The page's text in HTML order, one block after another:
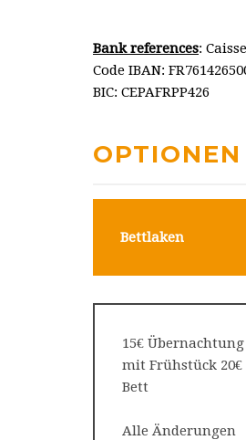
Bank references:
Code IBAN:
BIC: CEPAFRPP426
OPTIONEN
Bettlaken
15€ Übernachtung
mit Frühstück 20€
Bett
Alle Änderungen